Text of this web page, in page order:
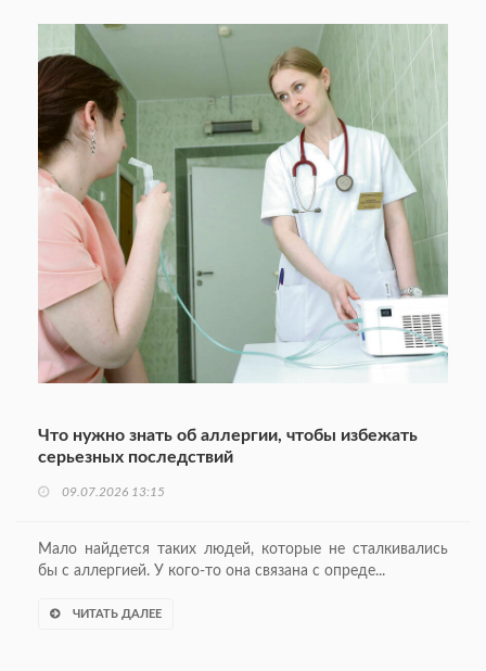
Что нужно знать об аллергии, чтобы избежать
серьезных последствий
09.07.2026 13:15
Мало найдется таких людей, которые не сталкивались
бы с аллергией. У кого-то она связана с опреде...
ЧИТАТЬ ДАЛЕЕ